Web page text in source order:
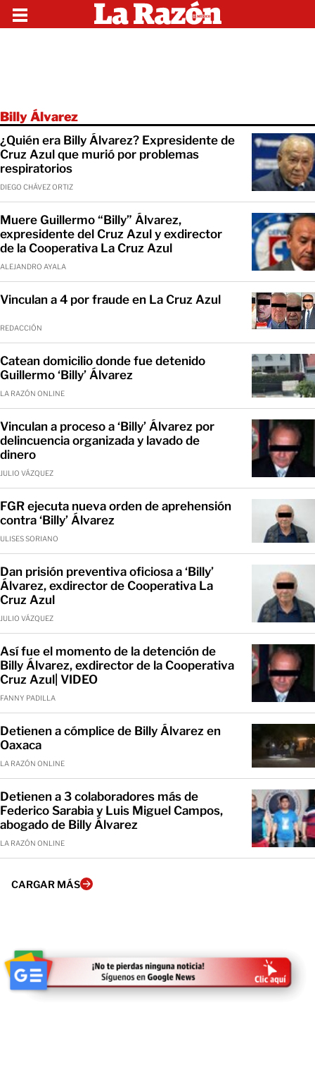
Billy Álvarez
¿Quién era Billy Álvarez? Expresidente de
Cruz Azul que murió por problemas
respiratorios
DIEGO CHÁVEZ ORTIZ
Muere Guillermo “Billy” Álvarez,
expresidente del Cruz Azul y exdirector
de la Cooperativa La Cruz Azul
ALEJANDRO AYALA
Vinculan a 4 por fraude en La Cruz Azul
REDACCIÓN
Catean domicilio donde fue detenido
Guillermo ‘Billy’ Álvarez
LA RAZÓN ONLINE
Vinculan a proceso a ‘Billy’ Álvarez por
delincuencia organizada y lavado de
dinero
JULIO VÁZQUEZ
FGR ejecuta nueva orden de aprehensión
contra ‘Billy’ Álvarez
ULISES SORIANO
Dan prisión preventiva oficiosa a ‘Billy’
Álvarez, exdirector de Cooperativa La
Cruz Azul
JULIO VÁZQUEZ
Así fue el momento de la detención de
Billy Álvarez, exdirector de la Cooperativa
Cruz Azul| VIDEO
FANNY PADILLA
Detienen a cómplice de Billy Álvarez en
Oaxaca
LA RAZÓN ONLINE
Detienen a 3 colaboradores más de
Federico Sarabia y Luis Miguel Campos,
abogado de Billy Álvarez
LA RAZÓN ONLINE
CARGAR MÁS